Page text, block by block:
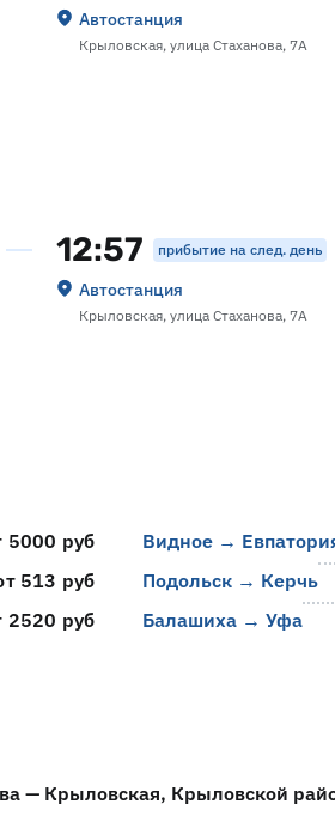
Автостанция
Крыловская, улица Стаханова, 7А
12:57 прибытие на след. день
Автостанция
Крыловская, улица Стаханова, 7А
5000 руб Видное →
513 руб Подольск → Керчь
2520 руб Балашиха → Уфа
— Крыловская, Крыловской